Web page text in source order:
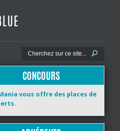
CONCOURS
vous offre des places de